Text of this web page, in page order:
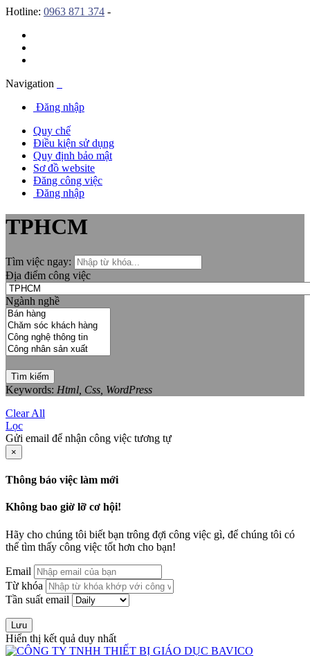
Hotline: 0963 871 374 -
Navigation
Đăng nhập
Quy chế
Điều kiện sử dụng
Quy định bảo mật
Sơ đồ website
Đăng công việc
Đăng nhập
TPHCM
Tìm việc ngay:
Địa điểm công việc
Ngành nghề
Tìm kiếm
Keywords: Html, Css, WordPress
Clear All
Lọc
Gửi email để nhận công việc tương tự
×
Thông báo việc làm mới
Không bao giờ lỡ cơ hội!
Hãy cho chúng tôi biết bạn trông đợi công việc gì, để chúng tôi có
thể tìm thấy công việc tốt hơn cho bạn!
Email
Từ khóa
Tần suất email
Lưu
Hiển thị kết quả duy nhất